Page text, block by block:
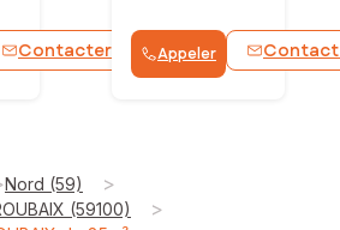
Contacter WhatsApp
Appeler
Nord (59) >
(59100) >